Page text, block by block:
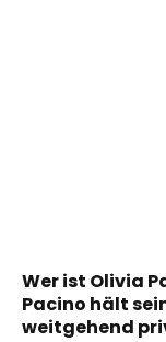
Wer ist Olivia
Pacino hält
weitgehend